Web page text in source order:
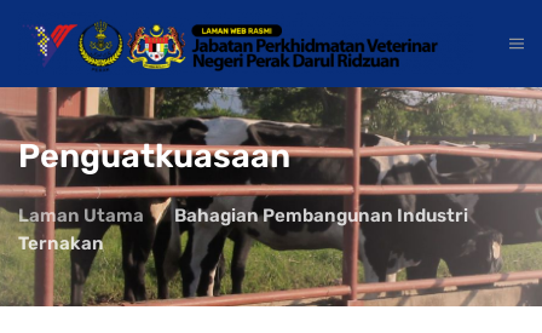
Penguatkuasaan
Laman Utama
Bahagian Pembangunan Industri
Ternakan